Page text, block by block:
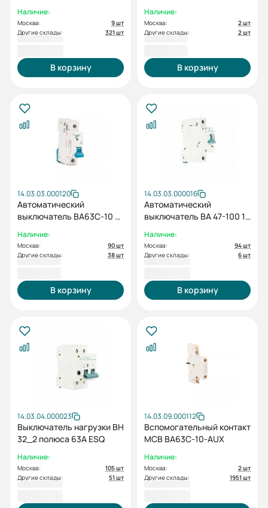
Наличие:
Москва:
9 шт
Другие склады:
321 шт
В корзину
Наличие:
Москва:
2 шт
Другие склады:
2 шт
В корзину
14.03.03.000120
Автоматический
выключатель ВА63C-10 C
к.з. 10кА хар-ка C ESQ
Наличие:
Москва:
90 шт
Другие склады:
38 шт
В корзину
14.03.03.000016
Автоматический
выключатель ВА 47-100 1P
Наличие:
Москва:
94 шт
Другие склады:
6 шт
В корзину
14.03.04.000023
Выключатель нагрузки ВН
32_2 полюса 63А ESQ
Наличие:
Москва:
105 шт
Другие склады:
51 шт
14.03.09.000112
Вспомогательный контакт
MCB BA63C-10-AUX
Наличие:
Москва:
2 шт
Другие склады:
1951 шт